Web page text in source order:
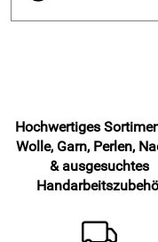
Hochwertiges
Wolle, Garn, Perlen,
& ausgesuchtes